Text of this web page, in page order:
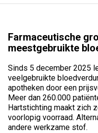
Farmaceutische
meestgebruikte
Sinds 5 december 2025
veelgebruikte
apotheken door een
Meer dan 260.000
Hartstichting maakt zich
voorlopig voorraad.
andere werkzame stof.